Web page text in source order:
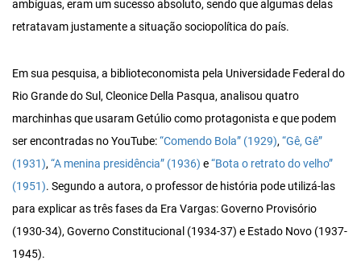
ambíguas, eram um sucesso absoluto, sendo que algumas delas
retratavam justamente a situação sociopolítica do país.
Em sua pesquisa, a biblioteconomista pela Universidade Federal do
Rio Grande do Sul, Cleonice Della Pasqua, analisou quatro
marchinhas que usaram Getúlio como protagonista e que podem
ser encontradas no YouTube:“Comendo Bola” (1929),“Gê, Gê”
(1931),“A menina presidência” (1936) e“Bota o retrato do velho”
(1951). Segundo a autora, o professor de história pode utilizá-las
para explicar as três fases da Era Vargas: Governo Provisório
(1930-34), Governo Constitucional (1934-37) e Estado Novo (1937-
1945).